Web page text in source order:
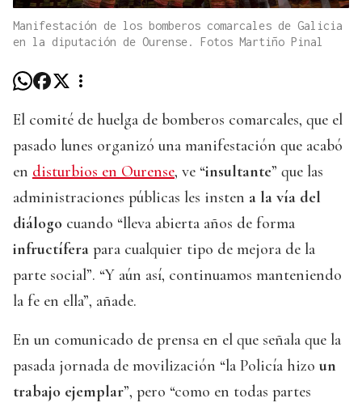
Manifestación de los bomberos comarcales de Galicia
en la diputación de Ourense. Fotos Martiño Pinal
El comité de huelga de bomberos comarcales, que el
pasado lunes organizó una manifestación que acabó
en disturbios en Ourense, ve “insultante” que las
administraciones públicas les insten a la vía del
diálogo cuando “lleva abierta años de forma
infructífera para cualquier tipo de mejora de la
parte social”. “Y aún así, continuamos manteniendo
la fe en ella”, añade.
En un comunicado de prensa en el que señala que la
pasada jornada de movilización “la Policía hizo un
trabajo ejemplar”, pero “como en todas partes